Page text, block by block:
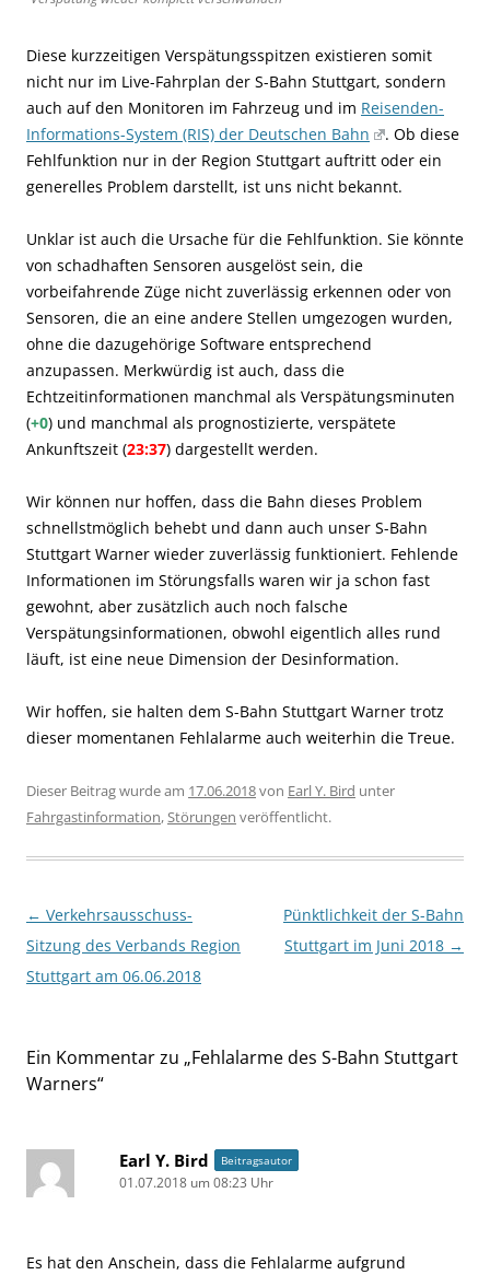
Diese kurzzeitigen Verspätungsspitzen existieren somit
nicht nur im Live-Fahrplan der S-Bahn Stuttgart, sondern
auch auf den Monitoren im Fahrzeug und im Reisenden-
Informations-System (RIS) der Deutschen Bahn
. Ob diese
Fehlfunktion nur in der Region Stuttgart auftritt oder ein
generelles Problem darstellt, ist uns nicht bekannt.
Unklar ist auch die Ursache für die Fehlfunktion. Sie könnte
von schadhaften Sensoren ausgelöst sein, die
vorbeifahrende Züge nicht zuverlässig erkennen oder von
Sensoren, die an eine andere Stellen umgezogen wurden,
ohne die dazugehörige Software entsprechend
anzupassen. Merkwürdig ist auch, dass die
Echtzeitinformationen manchmal als Verspätungsminuten
(+0) und manchmal als prognostizierte, verspätete
Ankunftszeit (23:37) dargestellt werden.
Wir können nur hoffen, dass die Bahn dieses Problem
schnellstmöglich behebt und dann auch unser S-Bahn
Stuttgart Warner wieder zuverlässig funktioniert. Fehlende
Informationen im Störungsfalls waren wir ja schon fast
gewohnt, aber zusätzlich auch noch falsche
Verspätungsinformationen, obwohl eigentlich alles rund
läuft, ist eine neue Dimension der Desinformation.
Wir hoffen, sie halten dem S-Bahn Stuttgart Warner trotz
dieser momentanen Fehlalarme auch weiterhin die Treue.
Dieser Beitrag wurde am 17.06.2018von Earl Y. Bird unter
Fahrgastinformation,Störungen veröffentlicht.
Beitragsnavigation
← Verkehrsausschuss-
Sitzung des Verbands Region
Stuttgart am 06.06.2018
Pünktlichkeit der S-Bahn
Stuttgart im Juni 2018 →
Ein Kommentar zu „Fehlalarme des S-Bahn Stuttgart
Warners“
Earl Y. Bird Beitragsautor
01.07.2018 um 08:23 Uhr
Es hat den Anschein, dass die Fehlalarme aufgrund